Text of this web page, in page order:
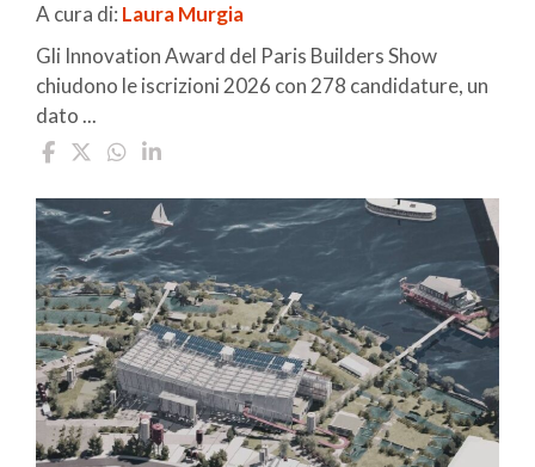
A cura di: Laura Murgia
Gli Innovation Award del Paris Builders Show
chiudono le iscrizioni 2026 con 278 candidature, un
dato ...